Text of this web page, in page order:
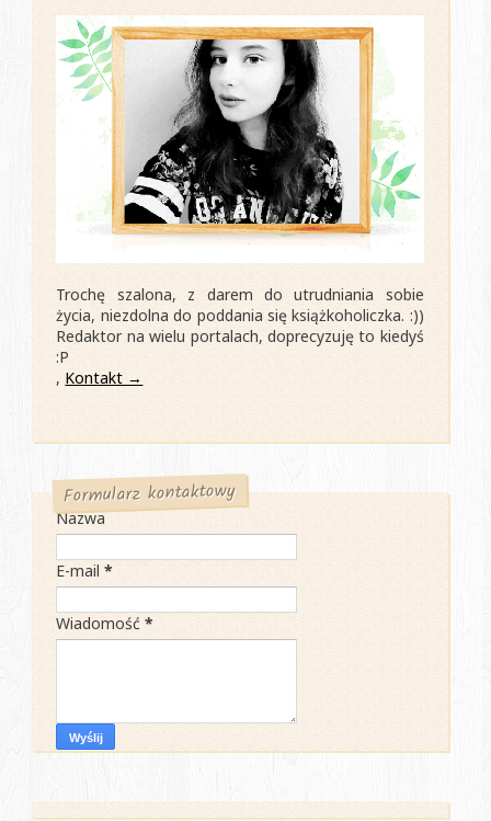
Trochę szalona, z darem do utrudniania sobie
życia, niezdolna do poddania się książkoholiczka. :))
Redaktor na wielu portalach, doprecyzuję to kiedyś
:P
, Kontakt →
Formularz kontaktowy
Nazwa
E-mail*
Wiadomość*